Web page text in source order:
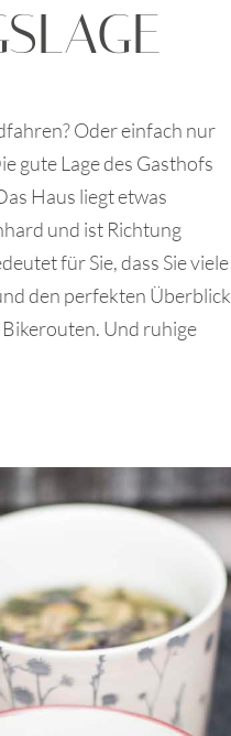
Oder einfach nur
gute Lage des Gasthofs
Haus liegt etwas
und ist Richtung
für Sie, dass Sie viele
den perfekten Überblick
Und ruhige